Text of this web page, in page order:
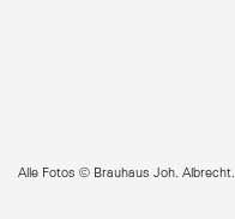
Alle Fotos © Brauhaus Joh. Albrecht.